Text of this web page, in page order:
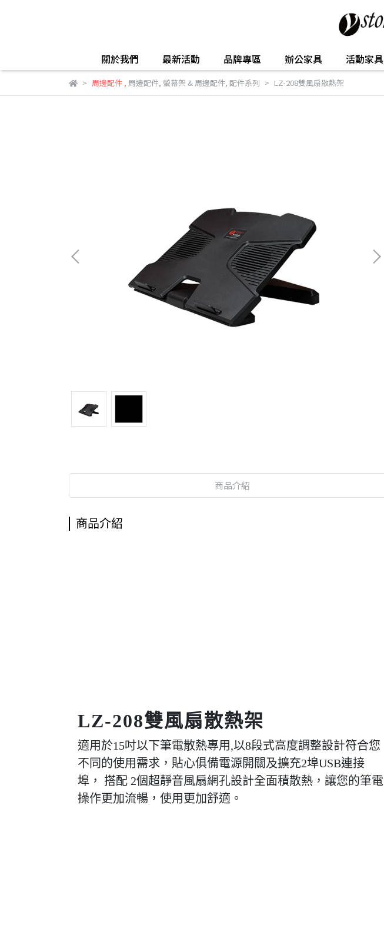
關於我們 最新活動 品牌專區 辦公家具 活動家具
周邊配件, 周邊配件, 螢幕架 & 周邊配件, 配件系列 LZ-208雙風扇散熱架
商品介紹
商品介紹
LZ-208雙風扇散熱架
適用於15吋以下筆電散熱專用,以8段式高度調整設計符合您
不同的使用需求，貼心俱備電源開關及擴充2埠USB連接
埠， 搭配 2個超靜音風扇網孔設計全面積散熱，讓您的筆電
操作更加流暢，使用更加舒適。